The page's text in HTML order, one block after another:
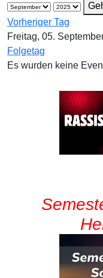
Vorheriger Tag
Freitag, 05.
Folgetag
Es wurden keine